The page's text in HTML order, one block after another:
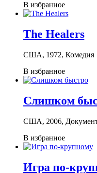
В избранное
The Healers
США, 1972, Комедия
В избранное
Слишком
США, 2006,
В избранное
Игра по-